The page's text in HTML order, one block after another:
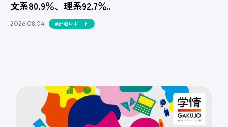
文系80.9％、理系92.7％。
2026.08.04 #新着レポート